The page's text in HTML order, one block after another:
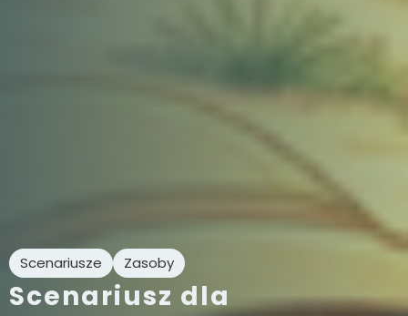
Scenariusze Zasoby
Scenariusz dla